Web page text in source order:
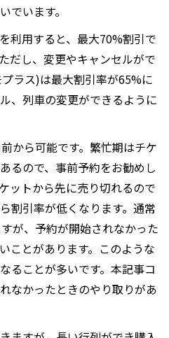
でいます。
利用すると、最大70%割引で
だし、変更やキャンセルがで
ラス)は最大割引率が65%に
、列車の変更ができるように
から可能です。繁忙期はチケ
るので、事前予約をお勧めし
ットから先に売り切れるので
割引率が低くなります。通常
が、予約が開始されなかった
ことがあります。このような
ることが多いです。本記事コ
なかったときのやり取りがあ